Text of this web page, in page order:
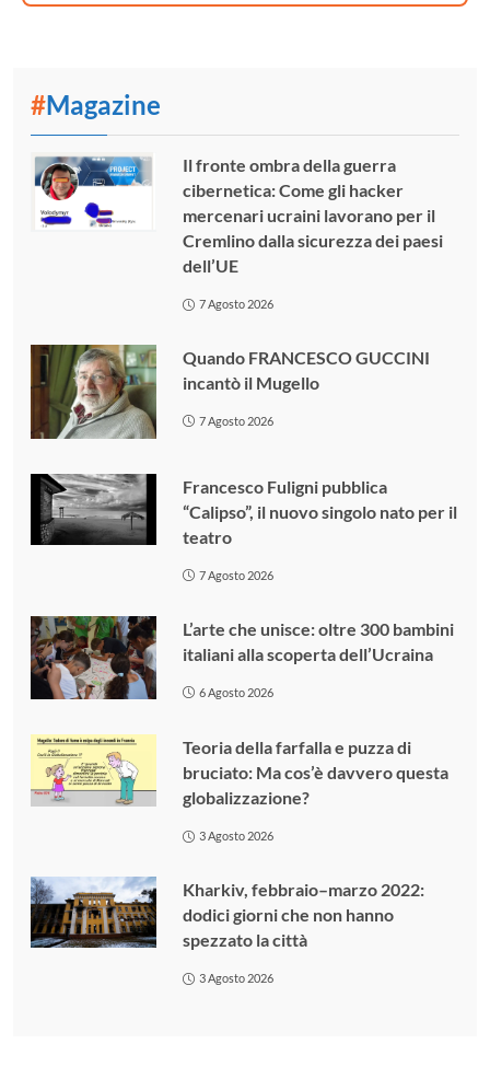
#Magazine
Il fronte ombra della guerra
cibernetica: Come gli hacker
mercenari ucraini lavorano per il
Cremlino dalla sicurezza dei paesi
dell’UE
7 Agosto 2026
Quando FRANCESCO GUCCINI
incantò il Mugello
7 Agosto 2026
Francesco Fuligni pubblica
“Calipso”, il nuovo singolo nato per il
teatro
7 Agosto 2026
L’arte che unisce: oltre 300 bambini
italiani alla scoperta dell’Ucraina
6 Agosto 2026
Teoria della farfalla e puzza di
bruciato: Ma cos’è davvero questa
globalizzazione?
3 Agosto 2026
Kharkiv, febbraio–marzo 2022:
dodici giorni che non hanno
spezzato la città
3 Agosto 2026